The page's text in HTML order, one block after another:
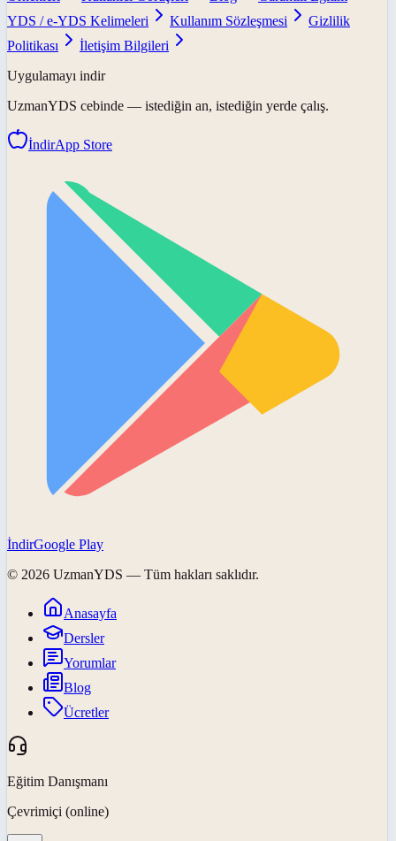
YDS / e-YDS Kelimeleri
Kullanım Sözleşmesi
Gizlilik
Politikası
İletişim Bilgileri
Uygulamayı indir
UzmanYDS cebinde — istediğin an, istediğin yerde çalış.
İndirApp Store
İndirGoogle Play
© 2026 UzmanYDS — Tüm hakları saklıdır.
Anasayfa
Dersler
Yorumlar
Blog
Ücretler
Eğitim Danışmanı
Çevrimiçi (online)